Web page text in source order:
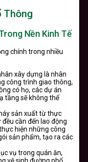
Thông
Nền Kinh Tế
chính trong nhiều
xây dựng là nhân
công trình giao thông,
có họ, các dự án
tầng sẽ không thể
sản xuất từ thực
cần đến lao động
hiện những công
sản phẩm, tạo ra các
vụ trong quán ăn,